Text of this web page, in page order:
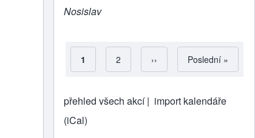
Nosislav
Pagination
Aktuální stránka
1 Strana
2 Následující stránka
›› Poslední stránka
Poslední »
přehled všech akcí | import kalendáře
(iCal)